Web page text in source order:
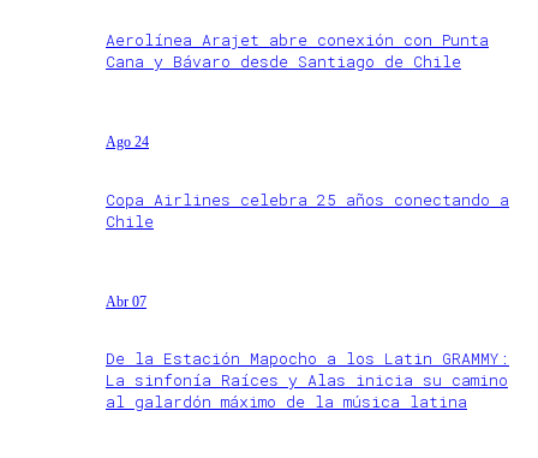
Aerolínea Arajet abre conexión con Punta
Cana y Bávaro desde Santiago de Chile
Ago 24
Copa Airlines celebra 25 años conectando a
Chile
Abr 07
De la Estación Mapocho a los Latin GRAMMY:
La sinfonía Raíces y Alas inicia su camino
al galardón máximo de la música latina